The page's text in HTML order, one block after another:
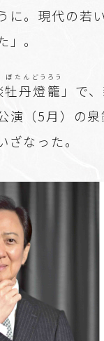
に。現代の若
。
牡丹
ぼたん
燈籠
どうろう
」で
演（5月）の
なった。